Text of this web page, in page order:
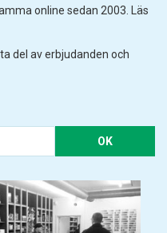
online sedan 2003. Läs
del av erbjudanden och
OK